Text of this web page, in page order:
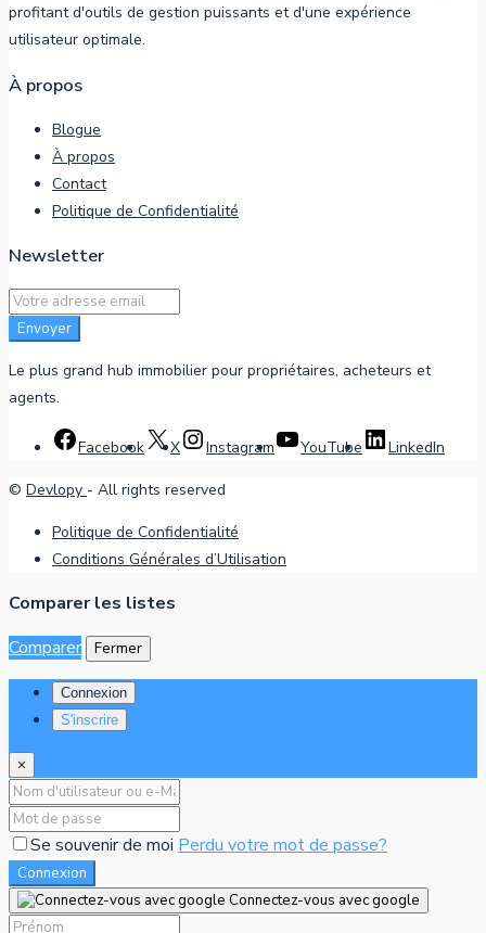
profitant d'outils de gestion puissants et d'une expérience
utilisateur optimale.
À propos
Blogue
À propos
Contact
Politique de Confidentialité
Newsletter
Envoyer
Le plus grand hub immobilier pour propriétaires, acheteurs et
agents.
Facebook X Instagram YouTube LinkedIn
© Devlopy - All rights reserved
Politique de Confidentialité
Conditions Générales d’Utilisation
Comparer les listes
Comparer
Fermer
Connexion
S'inscrire
×
Se souvenir de moi Perdu votre mot de passe?
Connexion
Connectez-vous avec google